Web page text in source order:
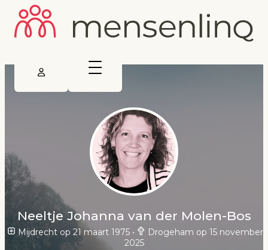
Neeltje Johanna van der Molen-Bos
Mijdrecht op 21 maart 1975 •
Drogeham op 15 november
2025